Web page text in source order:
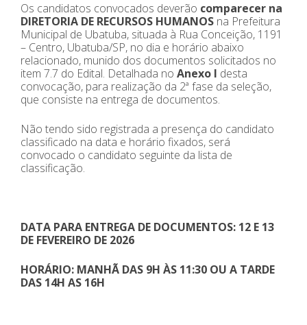
Os candidatos convocados deverão comparecer na
DIRETORIA DE RECURSOS HUMANOS na Prefeitura
Municipal de Ubatuba, situada à Rua Conceição, 1191
– Centro, Ubatuba/SP, no dia e horário abaixo
relacionado, munido dos documentos solicitados no
item 7.7 do Edital. Detalhada no Anexo I desta
convocação, para realização da 2ª fase da seleção,
que consiste na entrega de documentos.
Não tendo sido registrada a presença do candidato
classificado na data e horário fixados, será
convocado o candidato seguinte da lista de
classificação.
DATA PARA ENTREGA DE DOCUMENTOS: 12 E 13
DE FEVEREIRO DE 2026
HORÁRIO: MANHÃ DAS 9H ÀS 11:30 OU A TARDE
DAS 14H AS 16H